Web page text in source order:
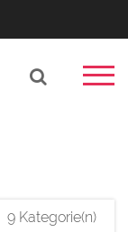
9 Kategorie(n)